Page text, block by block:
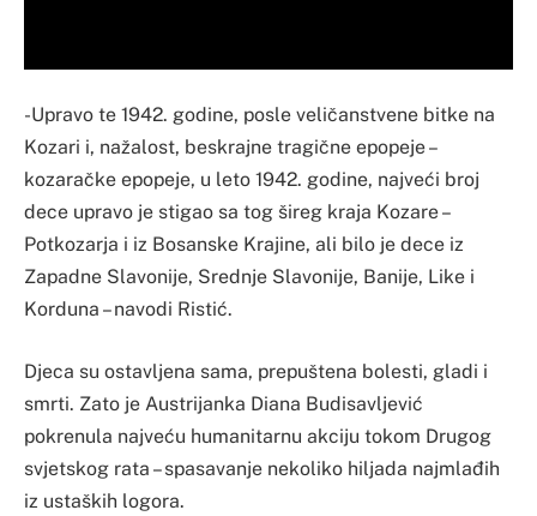
-Upravo te 1942. godine, posle veličanstvene bitke na
Kozari i, nažalost, beskrajne tragične epopeje –
kozaračke epopeje, u leto 1942. godine, najveći broj
dece upravo je stigao sa tog šireg kraja Kozare –
Potkozarja i iz Bosanske Krajine, ali bilo je dece iz
Zapadne Slavonije, Srednje Slavonije, Banije, Like i
Korduna – navodi Ristić.
Djeca su ostavljena sama, prepuštena bolesti, gladi i
smrti. Zato je Austrijanka Diana Budisavljević
pokrenula najveću humanitarnu akciju tokom Drugog
svjetskog rata – spasavanje nekoliko hiljada najmlađih
iz ustaških logora.